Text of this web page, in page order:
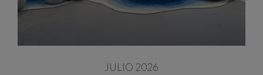
JULIO 2026